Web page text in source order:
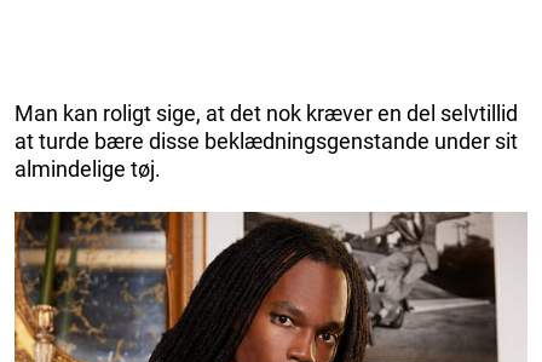
Man kan roligt sige, at det nok kræver en del selvtillid
at turde bære disse beklædningsgenstande under sit
almindelige tøj.